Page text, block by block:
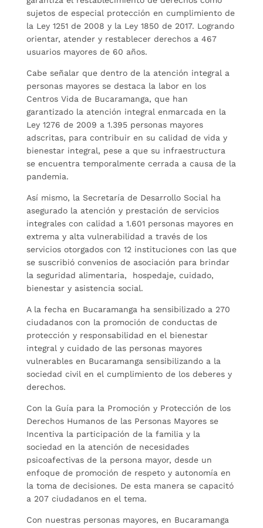
sujetos de especial protección en cumplimiento de
la Ley 1251 de 2008 y la Ley 1850 de 2017. Logrando
orientar, atender y restablecer derechos a 467
usuarios mayores de 60 años.
Cabe señalar que dentro de la atención integral a
personas mayores se destaca la labor en los
Centros Vida de Bucaramanga, que han
garantizado la atención integral enmarcada en la
Ley 1276 de 2009 a 1.395 personas mayores
adscritas, para contribuir en su calidad de vida y
bienestar integral, pese a que su infraestructura
se encuentra temporalmente cerrada a causa de la
pandemia.
Así mismo, la Secretaría de Desarrollo Social ha
asegurado la atención y prestación de servicios
integrales con calidad a 1.601 personas mayores en
extrema y alta vulnerabilidad a través de los
servicios otorgados con 12 instituciones con las que
se suscribió convenios de asociación para brindar
la seguridad alimentaria, hospedaje, cuidado,
bienestar y asistencia social.
A la fecha en Bucaramanga ha sensibilizado a 270
ciudadanos con la promoción de conductas de
protección y responsabilidad en el bienestar
integral y cuidado de las personas mayores
vulnerables en Bucaramanga sensibilizando a la
sociedad civil en el cumplimiento de los deberes y
derechos.
Con la Guía para la Promoción y Protección de los
Derechos Humanos de las Personas Mayores se
Incentiva la participación de la familia y la
sociedad en la atención de necesidades
psicoafectivas de la persona mayor, desde un
enfoque de promoción de respeto y autonomía en
la toma de decisiones. De esta manera se capacitó
a 207 ciudadanos en el tema.
Con nuestras personas mayores, en Bucaramanga